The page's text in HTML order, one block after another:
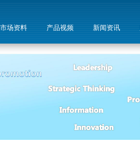
市场资料 产品视频 新闻资讯